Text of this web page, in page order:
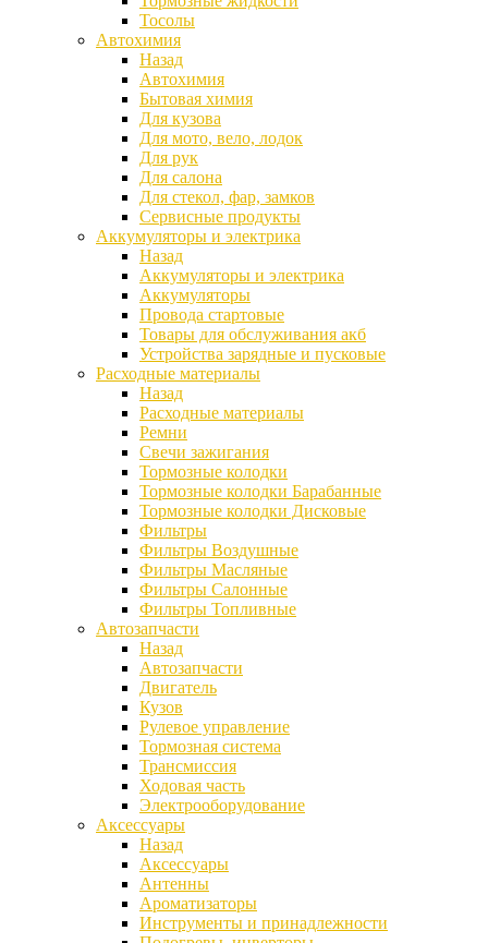
Тосолы
Автохимия
Назад
Автохимия
Бытовая химия
Для кузова
Для мото, вело, лодок
Для рук
Для салона
Для стекол, фар, замков
Сервисные продукты
Аккумуляторы и электрика
Назад
Аккумуляторы и электрика
Аккумуляторы
Провода стартовые
Товары для обслуживания акб
Устройства зарядные и пусковые
Расходные материалы
Назад
Расходные материалы
Ремни
Свечи зажигания
Тормозные колодки
Тормозные колодки Барабанные
Тормозные колодки Дисковые
Фильтры
Фильтры Воздушные
Фильтры Масляные
Фильтры Салонные
Фильтры Топливные
Автозапчасти
Назад
Автозапчасти
Двигатель
Кузов
Рулевое управление
Тормозная система
Трансмиссия
Ходовая часть
Электрооборудование
Аксессуары
Назад
Аксессуары
Антенны
Ароматизаторы
Инструменты и принадлежности